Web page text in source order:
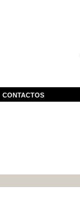
CONTACTOS